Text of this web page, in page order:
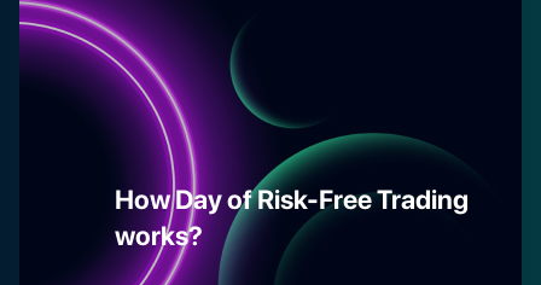
How Day of Risk-Free Trading
works?